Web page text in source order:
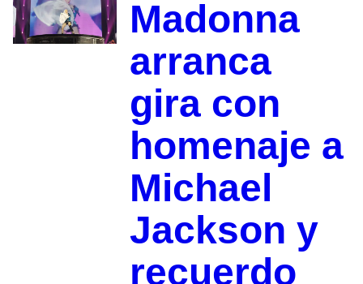
Madonna
arranca
gira con
homenaje a
Michael
Jackson y
recuerdo